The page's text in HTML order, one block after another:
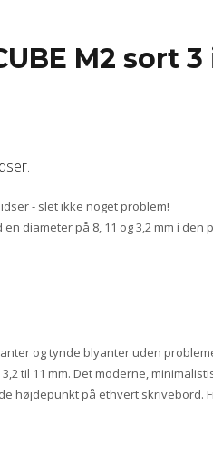
M2 sort 3
- slet ikke noget problem!
diameter på 8, 11 og 3,2 mm i den
og tynde blyanter uden
til 11 mm. Det moderne,
højdepunkt på ethvert skrivebord.